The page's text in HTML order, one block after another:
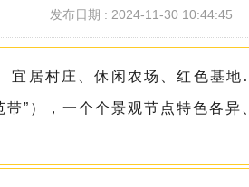
发布日期 : 2024-11-30 10:44:45
宜居村庄、休闲农场、红色基
带”），一个个景观节点特色各